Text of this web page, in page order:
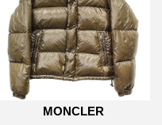
MONCLER